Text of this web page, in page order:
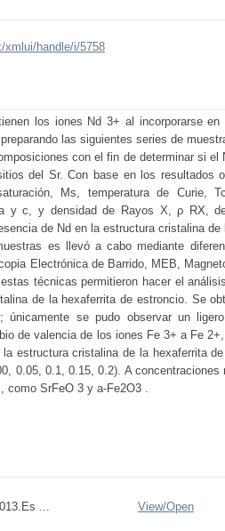
xmlui/handle/i/5758
los iones Nd 3+ al incorporarse
las siguientes series de
con el fin de determinar si el
del Sr. Con base en los resultados
Ms, temperatura de Curie,
y c, y densidad de Rayos X, ρ RX,
de Nd en la estructura cristalina
es llevó a cabo mediante
Electrónica de Barrido, MEB,
técnicas permitieron hacer el
de la hexaferrita de estroncio. Se
únicamente se pudo observar un
de valencia de los iones Fe 3+ a Fe
estructura cristalina de la hexaferrita
0.05, 0.1, 0.15, 0.2). A
como SrFeO 3 y a-Fe2O3 .
...
View/Open